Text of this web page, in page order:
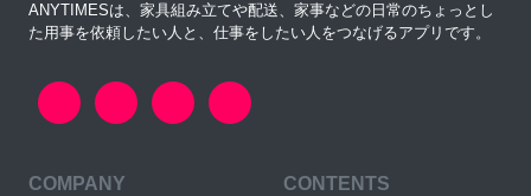
ANYTIMESは、家具組み立てや配送、家事などの日常のちょっとし
た用事を依頼したい人と、仕事をしたい人をつなげるアプリです。
COMPANY CONTENTS